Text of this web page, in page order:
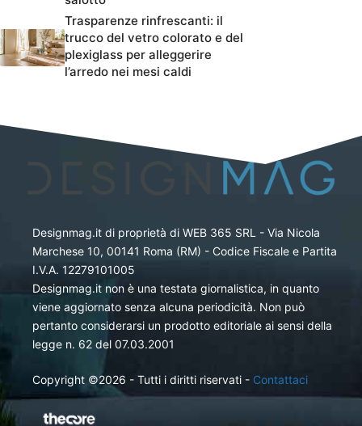
Trasparenze rinfrescanti: il
trucco del vetro colorato e del
plexiglass per alleggerire
l’arredo nei mesi caldi
Designmag.it di proprietà di WEB 365 SRL - Via Nicola
Marchese 10, 00141 Roma (RM) - Codice Fiscale e Partita
I.V.A. 12279101005
Designmag.it non è una testata giornalistica, in quanto
viene aggiornato senza alcuna periodicità. Non può
pertanto considerarsi un prodotto editoriale ai sensi della
legge n. 62 del 07.03.2001
Copyright ©2026 - Tutti i diritti riservati - Contattaci